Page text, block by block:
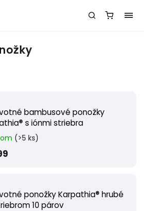
bambusové ponožky
s iónmi striebra
(>5 ks)
ponožky Karpathia® hrubé
10 párov